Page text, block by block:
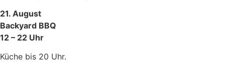
21. August
Backyard BBQ
12 – 22 Uhr
Küche bis 20 Uhr.